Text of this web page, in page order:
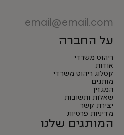
על החברה
ריהוט משרדי
אודות
קטלוג ריהוט משרדי
מותגים
המגזין
שאלות ותשובות
יצירת קשר
מדיניות פרטיות
המותגים שלנו